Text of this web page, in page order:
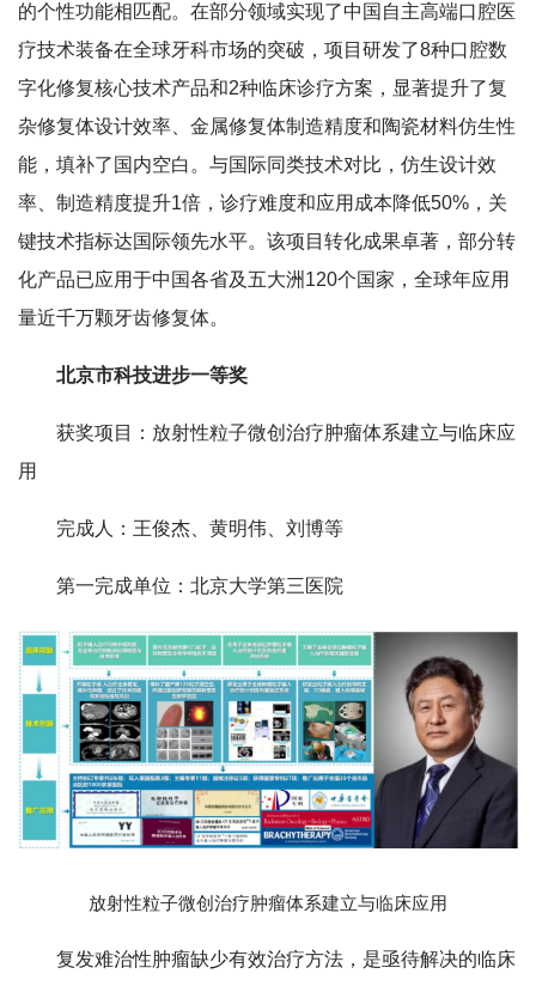
的个性功能相匹配。在部分领域实现了中国自主高端口腔医
疗技术装备在全球牙科市场的突破，项目研发了8种口腔数
字化修复核心技术产品和2种临床诊疗方案，显著提升了复
杂修复体设计效率、金属修复体制造精度和陶瓷材料仿生性
能，填补了国内空白。与国际同类技术对比，仿生设计效
率、制造精度提升1倍，诊疗难度和应用成本降低50%，关
键技术指标达国际领先水平。该项目转化成果卓著，部分转
化产品已应用于中国各省及五大洲120个国家，全球年应用
量近千万颗牙齿修复体。
北京市科技进步一等奖
获奖项目：放射性粒子微创治疗肿瘤体系建立与临床应
用
完成人：王俊杰、黄明伟、刘博等
第一完成单位：北京大学第三医院
放射性粒子微创治疗肿瘤体系建立与临床应用
复发难治性肿瘤缺少有效治疗方法，是亟待解决的临床